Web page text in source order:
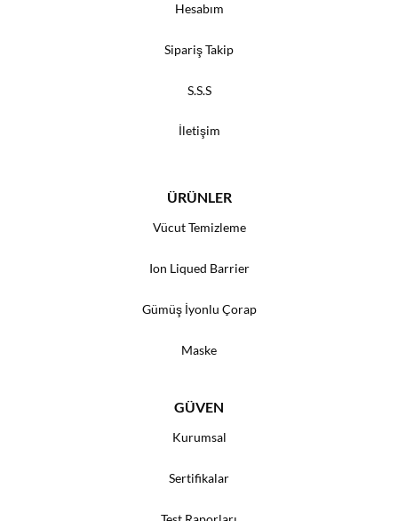
ÜRÜNLER
Vücut Temizleme
Ion Liqued Barrier
Gümüş İyonlu Çorap
Maske
GÜVEN
Kurumsal
Sertifikalar
Hesabım
Sipariş Takip
S.S.S
İletişim